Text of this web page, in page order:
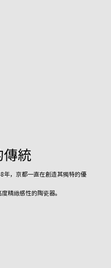
統
年，京都一直在創造其獨特的優
精緻感性的陶瓷器。